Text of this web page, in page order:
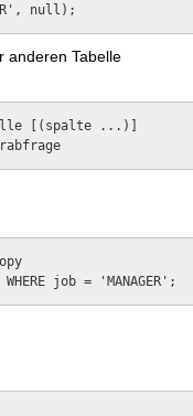
null);
anderen Tabelle
[(spalte ...)]
job = 'MANAGER';